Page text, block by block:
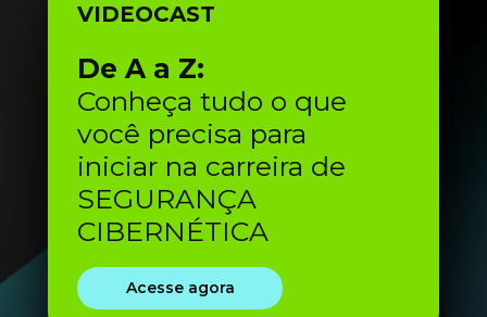
Acesse agora
VIDEOCAST
De A a Z:
Conheça tudo o que
você precisa para
iniciar na carreira de
SEGURANÇA
CIBERNÉTICA